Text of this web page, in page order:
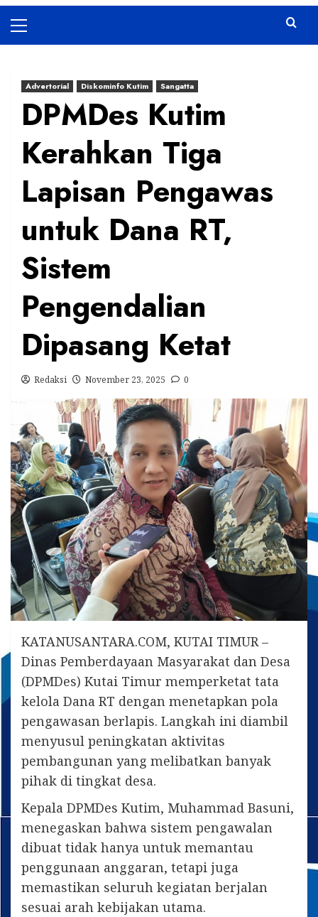
Menu
Advertorial Diskominfo Kutim Sangatta
DPMDes Kutim
Kerahkan Tiga
Lapisan Pengawas
untuk Dana RT,
Sistem
Pengendalian
Dipasang Ketat
Redaksi November 23, 2025 0
KATANUSANTARA.COM, KUTAI TIMUR –
Dinas Pemberdayaan Masyarakat dan Desa
(DPMDes) Kutai Timur memperketat tata
kelola Dana RT dengan menetapkan pola
pengawasan berlapis. Langkah ini diambil
menyusul peningkatan aktivitas
pembangunan yang melibatkan banyak
pihak di tingkat desa.
Kepala DPMDes Kutim, Muhammad Basuni,
menegaskan bahwa sistem pengawalan
dibuat tidak hanya untuk memantau
penggunaan anggaran, tetapi juga
memastikan seluruh kegiatan berjalan
sesuai arah kebijakan utama.